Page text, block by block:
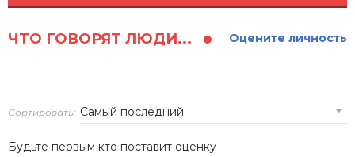
ЧТО ГОВОРЯТ ЛЮДИ... Оцените личность
Сортировать:
Будьте первым кто поставит оценку